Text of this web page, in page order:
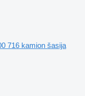
716 kamion šasija